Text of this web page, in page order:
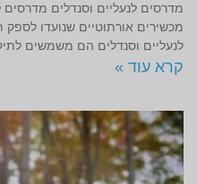
מדרסים לנעליים וסנדלים מדרסים
מכשירים אורתוטיים שנועדו
לנעליים וסנדלים הם משמשים
קרא עוד »